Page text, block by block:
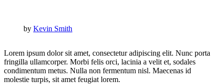
by Kevin Smith
Lorem ipsum dolor sit amet, consectetur adipiscing elit. Nunc porta
fringilla ullamcorper. Morbi felis orci, lacinia a velit et, sodales
condimentum metus. Nulla non fermentum nisl. Maecenas id
molestie turpis, sit amet feugiat lorem.